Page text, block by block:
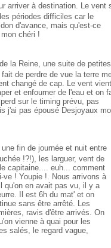
arriver à destination. Le vent
périodes difficiles car le
d'avance, mais qu'est-ce
chéri !
la Reine, une suite de petites
de perdre de vue la terre
changé de cap. Le vent vient
et enfourner de l'eau et on
sur le timing prévu, pas
j'ai pas épousé Desjoyaux
fin de journée et nuit entre
!?!), les larguer, vent de
capitaine.... euh... comment
ve ! Youpie !. Nous arrivons à
qu'on en avait pas vu, il y a
Il est 6h du mat' et on
sans être arrêté. Les
ravis d'être arrivés. On
vienne à quai pour les
salés, le regard vague,